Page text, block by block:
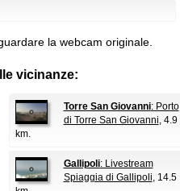
la webcam originale.
vicinanze:
Torre San Giovanni: Porto
di Torre San Giovanni, 4.9
km.
Gallipoli: Livestream
Spiaggia di Gallipoli, 14.5